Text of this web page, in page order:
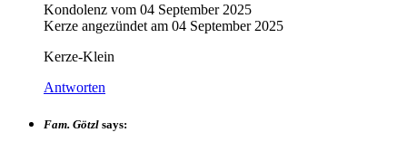
Kondolenz vom 04 September 2025
Kerze angezündet am 04 September 2025
Kerze-Klein
Antworten
Fam. Götzl says: